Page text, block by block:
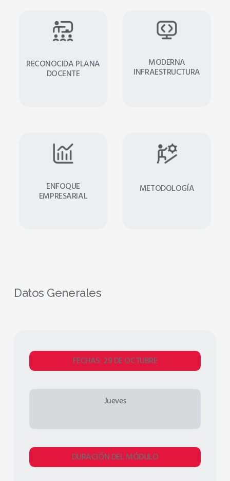
RECONOCIDA PLANA
DOCENTE
MODERNA
INFRAESTRUCTURA
ENFOQUE
EMPRESARIAL
METODOLOGÍA
Datos Generales
FECHAS: 29 DE OCTUBRE
Jueves
DURACIÓN DEL MÓDULO